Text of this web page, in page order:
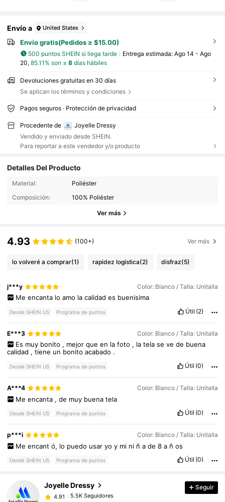
Envío a United States
Envío gratis(Pedidos ≥ $15.00)
500 puntos SHEIN si llega tarde Entrega estimada: Ago 14 - Ago
20, 85.11% son ≤ 8días hábiles
Devoluciones gratuitas en 30 días
Se aplican los términos y condiciones
Pagos seguros · Protección de privacidad
Procedente de
Joyelle Dressy
Vendido y enviado desde SHEIN.
Para reportar a este vendedor y/o producto
Detalles Del Producto
Material:
Poliéster
Composición:
100% Poliéster
Ver más
4.93 (100+) Ver más
lo volveré a comprar(1) rapidez logística(2) disfraz(5)
j***y Color: Blanco / Talla: Unitalla
Me encanta lo amo la calidad es buenisima
Desde SHEIN US Programa de puntos Útil (2)
E***3 Color: Blanco / Talla: Unitalla
Es muy bonito , mejor que en la foto , la tela se ve de buena
calidad ,tiene un bonitoacabado .
Desde SHEIN US Programa de puntos Útil (0)
A***4 Color: Blanco / Talla: Unitalla
Me encanta , de muy buena tela
Desde SHEIN US Programa de puntos Útil (0)
p***i Color: Blanco / Talla: Unitalla
Me encant ó, lo puedo usar yo y mi ni ñ a de 8 a ñ os
Desde SHEIN US Programa de puntos Útil (0)
Joyelle Dressy
4.91
4.91 5.5K Seguidores
4.91 5.5K Seguidores
Seguir